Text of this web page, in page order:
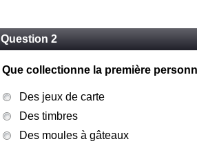
Question 2
Que collectionne la première
Des jeux de carte
Des timbres
Des moules à gâteaux